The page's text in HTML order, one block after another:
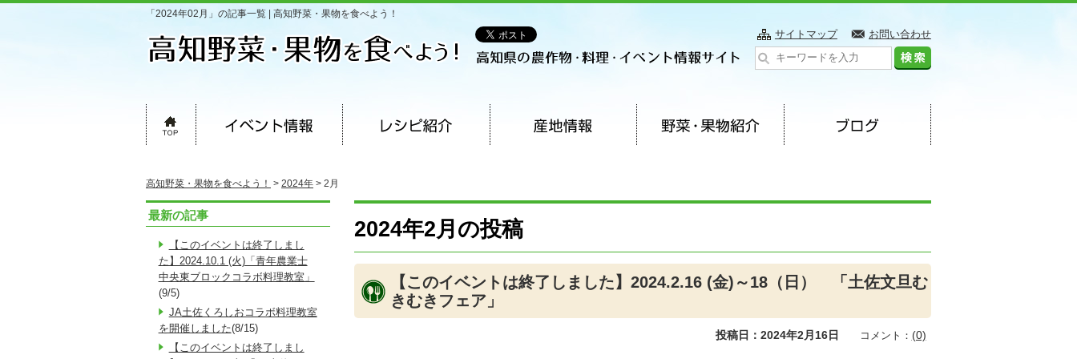
「2024年02月」の記事一覧 | 高知野菜・果物を食べよう！
サイトマップ お問い合わせ
高知野菜・果物を食べよう！ > 2024年 > 2月
2024年2月の投稿
【このイベントは終了しました】2024.2.16 (金)～18（日） 「土佐文旦む
きむきフェア」
投稿日：2024年2月16日 コメント： (0)
最新の記事
【このイベントは終了しまし
た】2024.10.1 (火)「青年農業士
中央東ブロックコラボ料理教室」
(9/5)
JA土佐くろしおコラボ料理教室
を開催しました(8/15)
【このイベントは終了しまし